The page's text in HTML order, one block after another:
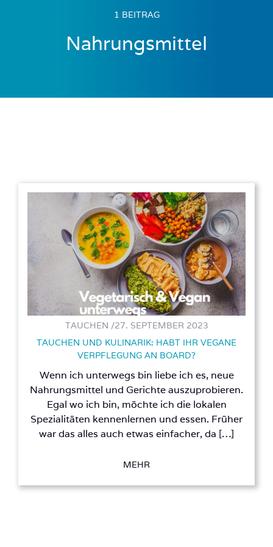
1 BEITRAG
Nahrungsmittel
TAUCHEN /27. SEPTEMBER 2023
TAUCHEN UND KULINARIK: HABT IHR VEGANE
VERPFLEGUNG AN BOARD?
Wenn ich unterwegs bin liebe ich es, neue
Nahrungsmittel und Gerichte auszuprobieren.
Egal wo ich bin, möchte ich die lokalen
Spezialitäten kennenlernen und essen. Früher
war das alles auch etwas einfacher, da […]
MEHR